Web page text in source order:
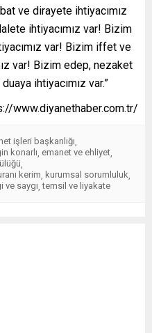
ve dirayete ihtiyacımız
ihtiyacımız var! Bizim
var! Bizim iffet ve
var! Bizim edep, nezaket
ihtiyacımız var.”
www.diyanethaber.com.tr/
işleri başkanlığı
konarlı emanet ve ehliyet
kerim kurumsal sorumluluk
ve saygı ,temsil ve liyakate